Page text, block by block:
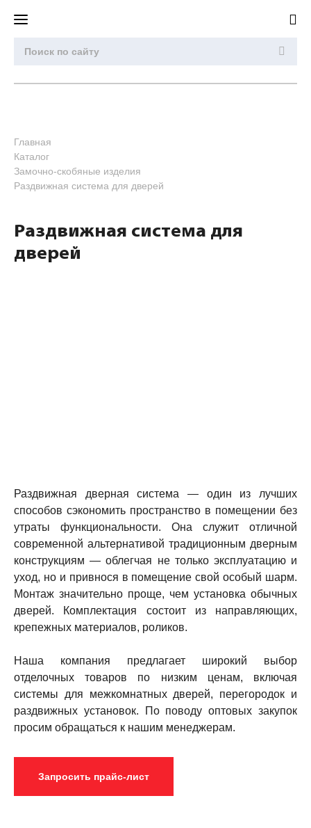
Главная
Каталог
Замочно-скобяные изделия
Раздвижная система для дверей
Раздвижная система для
дверей
Раздвижная дверная система — один из лучших
способов сэкономить пространство в помещении без
утраты функциональности. Она служит отличной
современной альтернативой традиционным дверным
конструкциям — облегчая не только эксплуатацию и
уход, но и привнося в помещение свой особый шарм.
Монтаж значительно проще, чем установка обычных
дверей. Комплектация состоит из направляющих,
крепежных материалов, роликов.
Наша компания предлагает широкий выбор
отделочных товаров по низким ценам, включая
системы для межкомнатных дверей, перегородок и
раздвижных установок. По поводу оптовых закупок
просим обращаться к нашим менеджерам.
Запросить прайс-лист